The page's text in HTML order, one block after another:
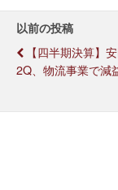
以前の投稿
【四半期決算】
2Q、物流事業で減